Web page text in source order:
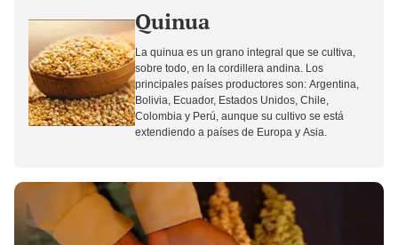
Quinua
La quinua es un grano integral que se cultiva,
sobre todo, en la cordillera andina. Los
principales países productores son: Argentina,
Bolivia, Ecuador, Estados Unidos, Chile,
Colombia y Perú, aunque su cultivo se está
extendiendo a países de Europa y Asia.